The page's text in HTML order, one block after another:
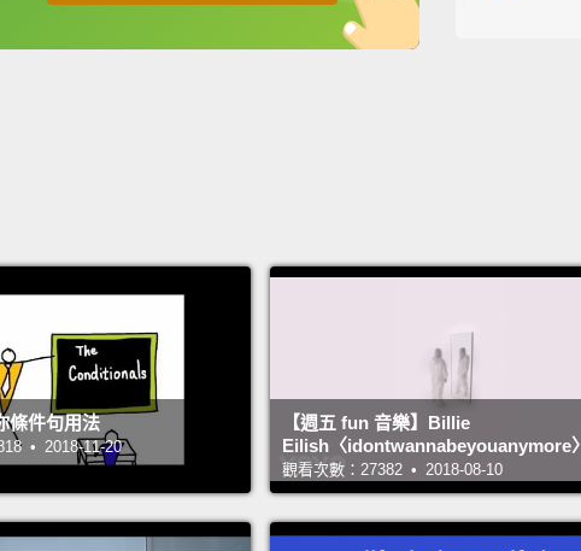
英
Hard
Fluffy
蓬鬆的
條件句用法
• 2018-11-20
【週五 fun 音樂】Billie
Eilish〈idontwannabeyouanymore〉
觀看次數：27382 • 2018-08-10